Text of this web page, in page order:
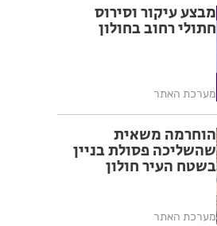
מבצע עיקור וסירוס
חתולי רחוב בחולון
מערכת האתר
הוחרמה משאית
שהשליכה פסולת בניין
בשטח העיר חולון
מערכת האתר